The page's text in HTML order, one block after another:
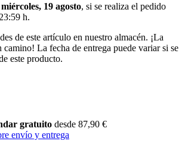
19 agosto, si se realiza el pedido
h.
de este artículo en nuestro almacén. ¡La
camino! La fecha de entrega puede variar si se
este producto.
gratuito desde 87,90 €
envío y entrega